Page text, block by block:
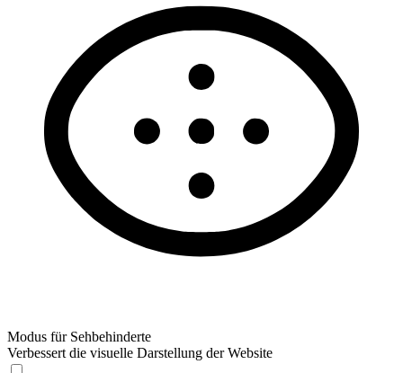
Modus für Sehbehinderte
Verbessert die visuelle Darstellung der Website